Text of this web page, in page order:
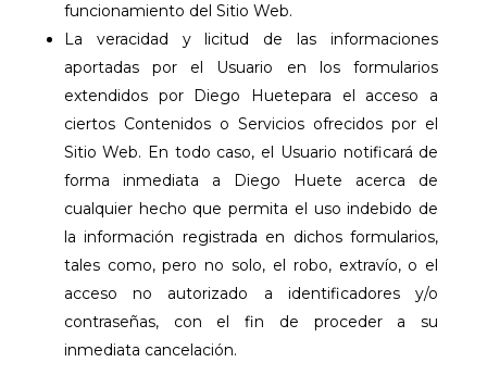
funcionamiento del Sitio Web.
La veracidad y licitud de las informaciones
aportadas por el Usuario en los formularios
extendidos por Diego Huetepara el acceso a
ciertos Contenidos o Servicios ofrecidos por el
Sitio Web. En todo caso, el Usuario notificará de
forma inmediata a Diego Huete acerca de
cualquier hecho que permita el uso indebido de
la información registrada en dichos formularios,
tales como, pero no solo, el robo, extravío, o el
acceso no autorizado a identificadores y/o
contraseñas, con el fin de proceder a su
inmediata cancelación.